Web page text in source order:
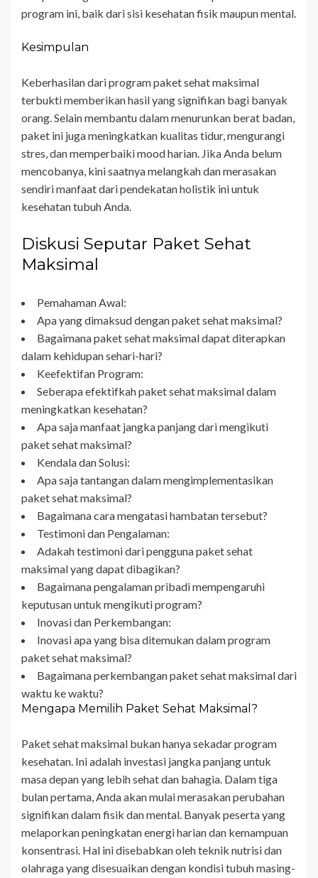
program ini, baik dari sisi kesehatan fisik maupun mental.
Kesimpulan
Keberhasilan dari program paket sehat maksimal
terbukti memberikan hasil yang signifikan bagi banyak
orang. Selain membantu dalam menurunkan berat badan,
paket ini juga meningkatkan kualitas tidur, mengurangi
stres, dan memperbaiki mood harian. Jika Anda belum
mencobanya, kini saatnya melangkah dan merasakan
sendiri manfaat dari pendekatan holistik ini untuk
kesehatan tubuh Anda.
Diskusi Seputar Paket Sehat
Maksimal
Pemahaman Awal:
Apa yang dimaksud dengan paket sehat maksimal?
Bagaimana paket sehat maksimal dapat diterapkan
dalam kehidupan sehari-hari?
Keefektifan Program:
Seberapa efektifkah paket sehat maksimal dalam
meningkatkan kesehatan?
Apa saja manfaat jangka panjang dari mengikuti
paket sehat maksimal?
Kendala dan Solusi:
Apa saja tantangan dalam mengimplementasikan
paket sehat maksimal?
Bagaimana cara mengatasi hambatan tersebut?
Testimoni dan Pengalaman:
Adakah testimoni dari pengguna paket sehat
maksimal yang dapat dibagikan?
Bagaimana pengalaman pribadi mempengaruhi
keputusan untuk mengikuti program?
Inovasi dan Perkembangan:
Inovasi apa yang bisa ditemukan dalam program
paket sehat maksimal?
Bagaimana perkembangan paket sehat maksimal dari
waktu ke waktu?
Mengapa Memilih Paket Sehat Maksimal?
Paket sehat maksimal bukan hanya sekadar program
kesehatan. Ini adalah investasi jangka panjang untuk
masa depan yang lebih sehat dan bahagia. Dalam tiga
bulan pertama, Anda akan mulai merasakan perubahan
signifikan dalam fisik dan mental. Banyak peserta yang
melaporkan peningkatan energi harian dan kemampuan
konsentrasi. Hal ini disebabkan oleh teknik nutrisi dan
olahraga yang disesuaikan dengan kondisi tubuh masing-